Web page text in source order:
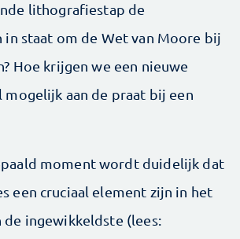
lithografiestap de
staat om de Wet van Moore bij
Hoe krijgen we een nieuwe
mogelijk aan de praat bij een
moment wordt duidelijk dat
een cruciaal element zijn in het
de ingewikkeldste (lees: